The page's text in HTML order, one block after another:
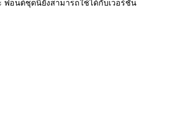
ฟอนต์ชุดนี้ยังสามารถใช้ได้กับเวอร์ชั่น